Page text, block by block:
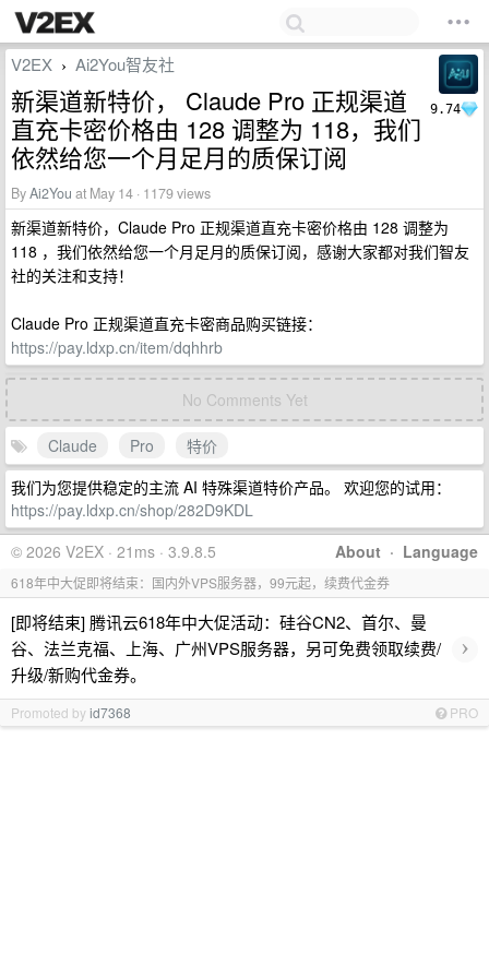
9.74
V2EX › Ai2You智友社
新渠道新特价， Claude Pro 正规渠道
直充卡密价格由 128 调整为 118，我们
依然给您一个月足月的质保订阅
ByAi2You at May 14 · 1179 views
新渠道新特价，Claude Pro 正规渠道直充卡密价格由 128 调整为
118 ，我们依然给您一个月足月的质保订阅，感谢大家都对我们智友
社的关注和支持！
Claude Pro 正规渠道直充卡密商品购买链接：
https://pay.ldxp.cn/item/dqhhrb
No Comments Yet
Claude Pro
特价
我们为您提供稳定的主流 AI 特殊渠道特价产品。 欢迎您的试用：
https://pay.ldxp.cn/shop/282D9KDL
About · Language
© 2026 V2EX · 21ms · 3.9.8.5
618年中大促即将结束：国内外VPS服务器，99元起，续费代金券
[即将结束] 腾讯云618年中大促活动：硅谷CN2、首尔、曼
谷、法兰克福、上海、广州VPS服务器，另可免费领取续费/
升级/新购代金券。
›
Promoted byid7368 PRO